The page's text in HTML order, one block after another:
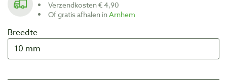
Verzendkosten € 4,90
Of gratis afhalen inArnhem
Breedte